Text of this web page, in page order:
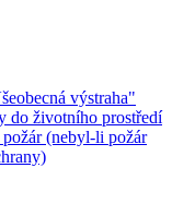
výstraha"
do životního prostředí
(nebyl-li požár